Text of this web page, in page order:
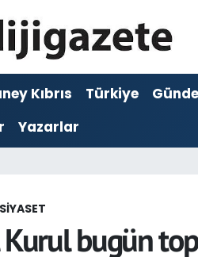
Kıbrıs Türkiye
Yazarlar
SİYASET
Kurul bugün